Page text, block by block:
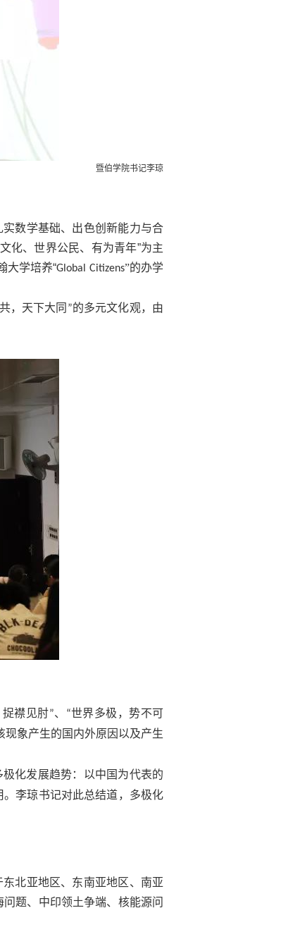
暨伯学院书记李琼
数学基础、出色创新能力与合
化、世界公民、有为青年”为主
大学培养“Global Citizens”的办学
，天下大同 ”的多元文化观，由
襟见肘”、 “世界多极，势不可
象产生的国内外原因以及产生
化发展趋势：以中国为代表的
李琼书记对此总结道，多极化
北亚地区、东南亚地区、南亚
题、中印领土争端、核能源问